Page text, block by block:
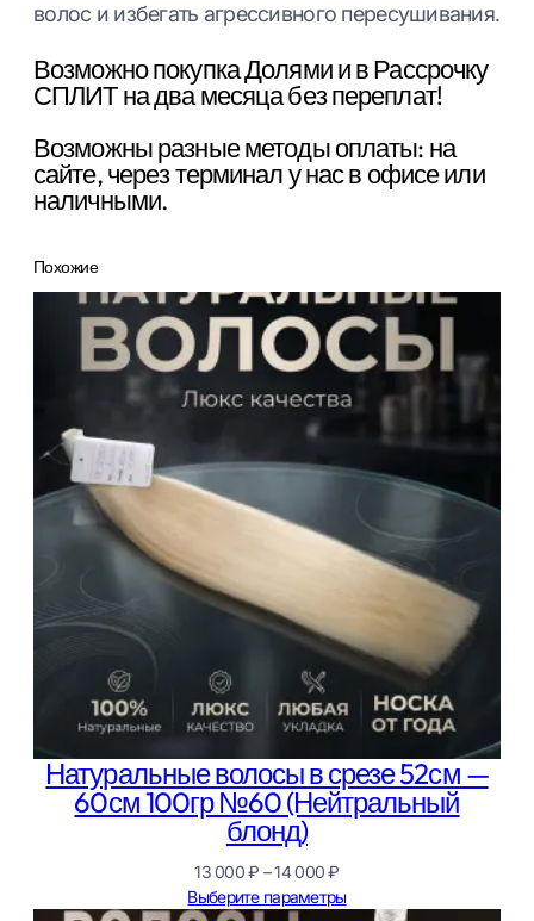
волос и избегать агрессивного пересушивания.
Возможно покупка Долями и в Рассрочку
СПЛИТ на два месяца без переплат!
Возможны разные методы оплаты: на
сайте, через терминал у нас в офисе или
наличными.
Похожие
Натуральные волосы в срезе 52см —
60см 100гр №60 (Нейтральный
блонд)
13 000₽ –14 000₽Диапазон
цен:
Выберите параметры